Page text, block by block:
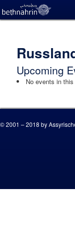
Upcoming
No events in
© 2001 – 2018 by